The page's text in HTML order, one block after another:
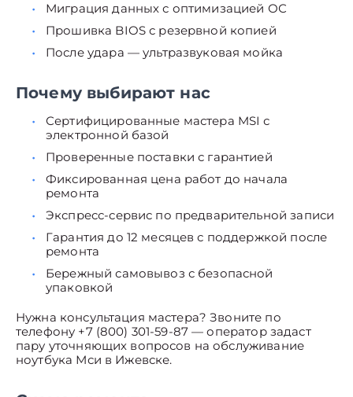
Миграция данных с оптимизацией ОС
Прошивка BIOS с резервной копией
После удара — ультразвуковая мойка
Почему выбирают нас
Сертифицированные мастера MSI с
электронной базой
Проверенные поставки с гарантией
Фиксированная цена работ до начала
ремонта
Экспресс-сервис по предварительной записи
Гарантия до 12 месяцев с поддержкой после
ремонта
Бережный самовывоз с безопасной
упаковкой
Нужна консультация мастера? Звоните по
телефону +7 (800) 301-59-87 — оператор задаст
пару уточняющих вопросов на обслуживание
ноутбука Мси в Ижевске.